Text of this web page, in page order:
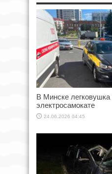
В Минске
электросамокате
24.06.2026 04:45